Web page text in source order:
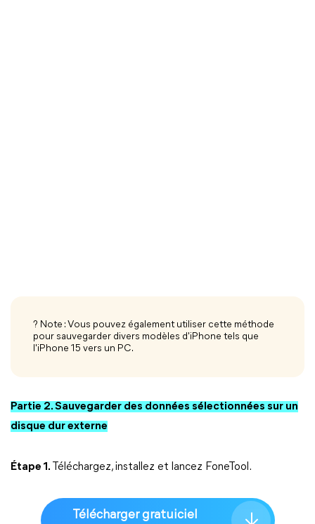
? Note : Vous pouvez également utiliser cette méthode
pour sauvegarder divers modèles d'iPhone tels que
l'iPhone 15 vers un PC.
Partie 2. Sauvegarder des données sélectionnées sur un
disque dur externe
Étape 1. Téléchargez, installez et lancez FoneTool.
Télécharger gratuiciel